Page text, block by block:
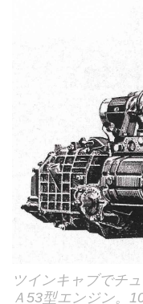
ツインキャブでチ
Ａ53型エンジン。